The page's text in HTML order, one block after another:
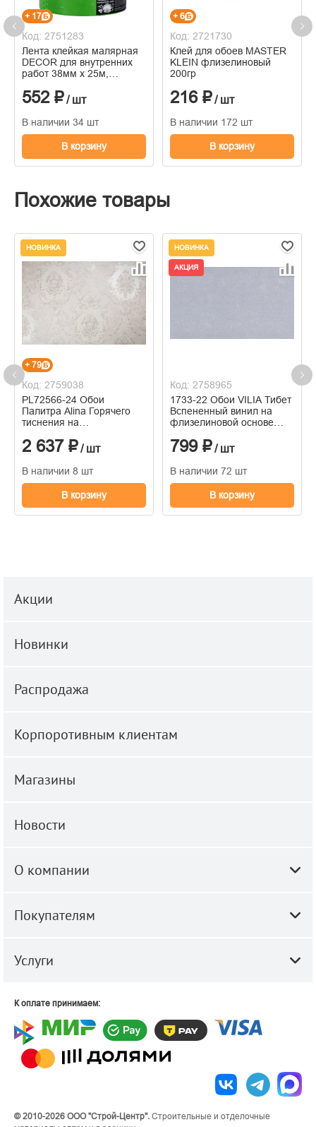
+ 17
Код: 2751283
Лента клейкая малярная
DECOR для внутренних
работ 38мм х 25м,
552 ₽/ шт
В наличии 34 шт
В корзину
+ 6
Код: 2721730
Клей для обоев MASTER
KLEIN флизелиновый
200гр
216 ₽/ шт
В наличии 172 шт
В корзину
Похожие товары
НОВИНКА
+ 79
Код: 2759038
PL72566-24 Обои
Палитра Alina Горячего
тиснения на
1.06м x 10.05
2 637 ₽/ шт
В наличии 8 шт
В корзину
НОВИНКА
АКЦИЯ
Код: 2758965
1733-22 Обои VILIA Тибет
Вспененный винил на
флизелиновой основе
799 ₽/ шт
В наличии 72 шт
В корзину
Акции
Новинки
Распродажа
Корпоротивным клиентам
Магазины
Новости
О компании
Покупателям
Услуги
К оплате принимаем:
© 2010-2026 ООО "Строй-Центр". Строительные и отделочные